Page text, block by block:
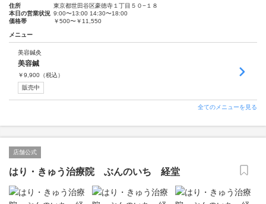
住所
東京都世田谷区豪徳寺１丁目５０−１８
本日の営業状況 9:00〜13:00 14:30〜18:00
価格帯
￥500〜￥11,550
メニュー
美容鍼灸
美容鍼
￥9,900 （税込）
販売中
全てのメニューを見る
店舗公式
はり・きゅう治療院 ぶんのいち 経堂